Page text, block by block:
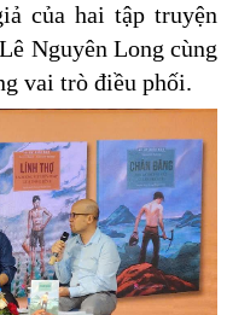
của hai tập truyện
Nguyên Long cùng
vai trò điều phối.